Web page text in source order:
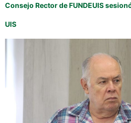
Consejo Rector de FUNDEUIS
UIS